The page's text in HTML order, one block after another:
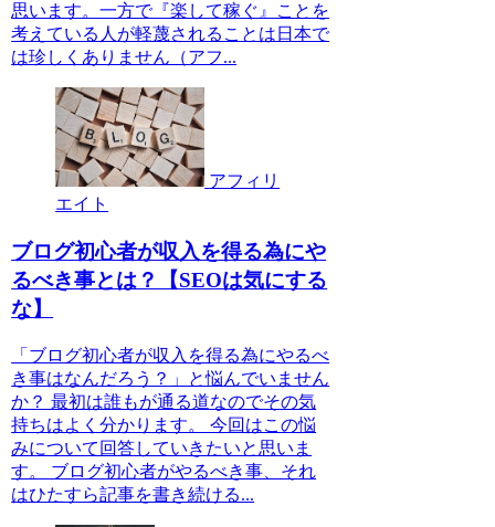
思います。一方で『楽して稼ぐ』ことを
考えている人が軽蔑されることは日本で
は珍しくありません（アフ...
アフィリ
エイト
ブログ初心者が収入を得る為にや
るべき事とは？【SEOは気にする
な】
「ブログ初心者が収入を得る為にやるべ
き事はなんだろう？」と悩んでいません
か？ 最初は誰もが通る道なのでその気
持ちはよく分かります。 今回はこの悩
みについて回答していきたいと思いま
す。 ブログ初心者がやるべき事、それ
はひたすら記事を書き続ける...